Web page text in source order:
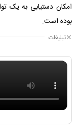
امکان دستیابی به یک
بوده است.
تبلیغات